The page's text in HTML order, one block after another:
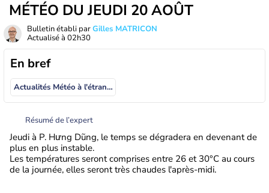
MÉTÉO DU JEUDI 20 AOÛT
Bulletin établi parGilles MATRICON
Actualisé à 02h30
En bref
Actualités Météo à l'étranger
Résumé de l’expert
Jeudi à P. Hưng Dũng, le temps se dégradera en devenant de
plus en plus instable.
Les températures seront comprises entre 26 et 30°C au cours
de la journée, elles seront très chaudes l'après-midi.